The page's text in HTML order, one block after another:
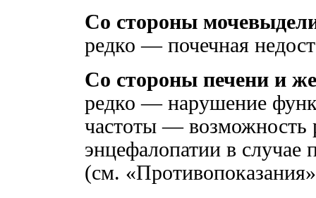
Со стороны
редко — почечная
Со стороны печени и
редко — нарушение
частоты — возможность
энцефалопатии в случае
(см.